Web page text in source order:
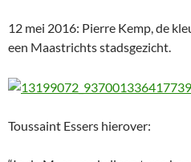
12 mei 2016: Pierre Kemp, de
een Maastrichts stadsgezicht.
Toussaint Essers hierover: